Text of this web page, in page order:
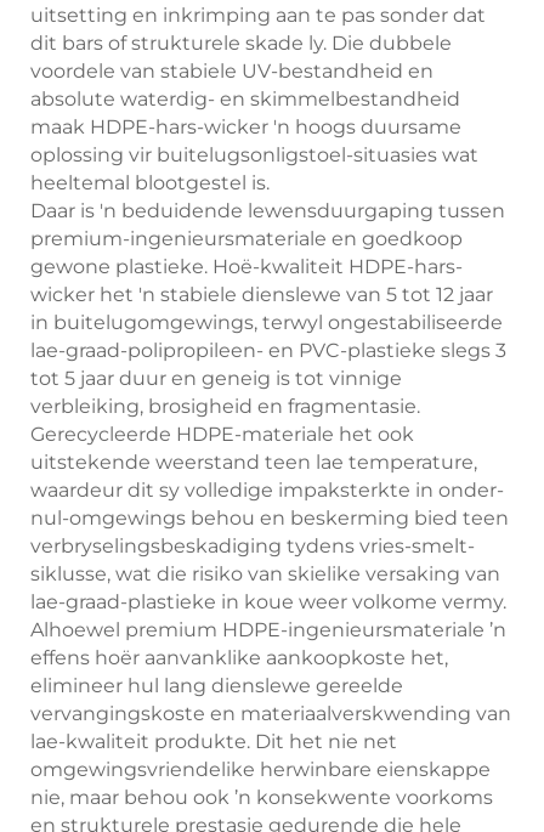
uitsetting en inkrimping aan te pas sonder dat
dit bars of strukturele skade ly. Die dubbele
voordele van stabiele UV-bestandheid en
absolute waterdig- en skimmelbestandheid
maak HDPE-hars-wicker 'n hoogs duursame
oplossing vir buitelugsonligstoel-situasies wat
heeltemal blootgestel is.
Daar is 'n beduidende lewensduurgaping tussen
premium-ingenieursmateriale en goedkoop
gewone plastieke. Hoë-kwaliteit HDPE-hars-
wicker het 'n stabiele dienslewe van 5 tot 12 jaar
in buitelugomgewings, terwyl ongestabiliseerde
lae-graad-polipropileen- en PVC-plastieke slegs 3
tot 5 jaar duur en geneig is tot vinnige
verbleiking, brosigheid en fragmentasie.
Gerecycleerde HDPE-materiale het ook
uitstekende weerstand teen lae temperature,
waardeur dit sy volledige impaksterkte in onder-
nul-omgewings behou en beskerming bied teen
verbryselingsbeskadiging tydens vries-smelt-
siklusse, wat die risiko van skielike versaking van
lae-graad-plastieke in koue weer volkome vermy.
Alhoewel premium HDPE-ingenieursmateriale ’n
effens hoër aanvanklike aankoopkoste het,
elimineer hul lang dienslewe gereelde
vervangingskoste en materiaalverskwending van
lae-kwaliteit produkte. Dit het nie net
omgewingsvriendelike herwinbare eienskappe
nie, maar behou ook ’n konsekwente voorkoms
en strukturele prestasie gedurende die hele